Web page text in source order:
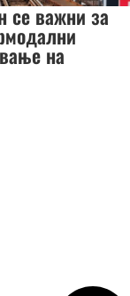
се важни за
на